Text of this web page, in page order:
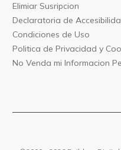
Elimiar Susripcion
Declaratoria de
Condiciones de Uso
Politica de Privacidad y
No Venda mi Informacion